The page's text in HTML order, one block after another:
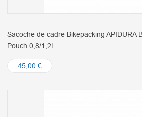
Sacoche de cadre Bikepacking APIDURA
Pouch 0,8/1,2L
45,00 €